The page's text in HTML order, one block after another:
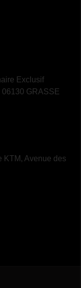
Exclusif
06130 GRASSE
KTM, Avenue des